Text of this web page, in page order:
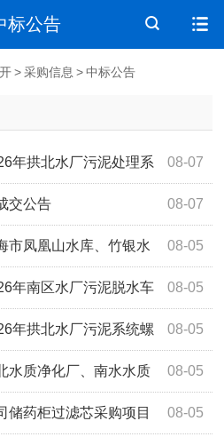
标公告
> 采购信息 > 中标公告
08-07
年拱北水厂污泥处理系
告 08-07
交公告
08-05
市凤凰山水库、竹银水
测服务采购中标公告 08-05
年南区水厂污泥脱水车
目中标公告 08-05
年拱北水厂污泥系统螺
08-05
水质净化厂、南水水质
服务采购项目中标公告 08-05
储药柜过滤芯采购项目